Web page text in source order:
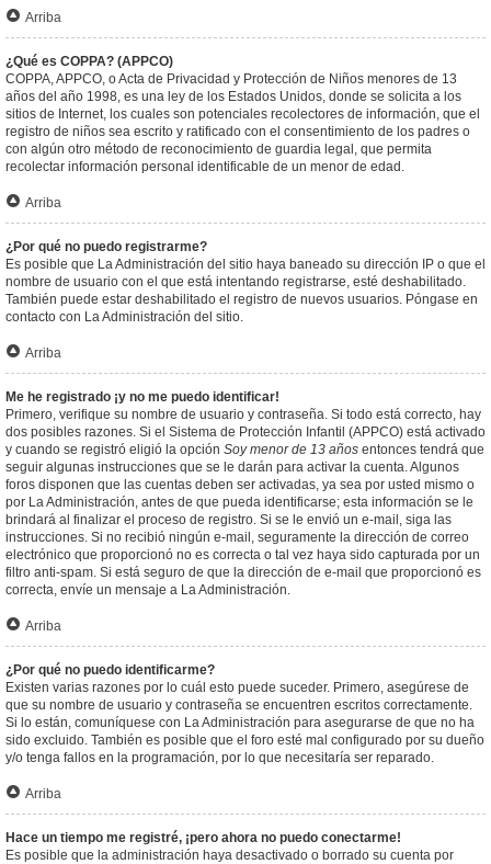
Arriba
¿Qué es COPPA? (APPCO)
COPPA, APPCO, o Acta de Privacidad y Protección de Niños menores de 13
años del año 1998, es una ley de los Estados Unidos, donde se solicita a los
sitios de Internet, los cuales son potenciales recolectores de información, que el
registro de niños sea escrito y ratificado con el consentimiento de los padres o
con algún otro método de reconocimiento de guardia legal, que permita
recolectar información personal identificable de un menor de edad.
Arriba
¿Por qué no puedo registrarme?
Es posible que La Administración del sitio haya baneado su dirección IP o que el
nombre de usuario con el que está intentando registrarse, esté deshabilitado.
También puede estar deshabilitado el registro de nuevos usuarios. Póngase en
contacto con La Administración del sitio.
Arriba
Me he registrado ¡y no me puedo identificar!
Primero, verifique su nombre de usuario y contraseña. Si todo está correcto, hay
dos posibles razones. Si el Sistema de Protección Infantil (APPCO) está activado
y cuando se registró eligió la opción Soy menor de 13 años entonces tendrá que
seguir algunas instrucciones que se le darán para activar la cuenta. Algunos
foros disponen que las cuentas deben ser activadas, ya sea por usted mismo o
por La Administración, antes de que pueda identificarse; esta información se le
brindará al finalizar el proceso de registro. Si se le envió un e-mail, siga las
instrucciones. Si no recibió ningún e-mail, seguramente la dirección de correo
electrónico que proporcionó no es correcta o tal vez haya sido capturada por un
filtro anti-spam. Si está seguro de que la dirección de e-mail que proporcionó es
correcta, envíe un mensaje a La Administración.
Arriba
¿Por qué no puedo identificarme?
Existen varias razones por lo cuál esto puede suceder. Primero, asegúrese de
que su nombre de usuario y contraseña se encuentren escritos correctamente.
Si lo están, comuníquese con La Administración para asegurarse de que no ha
sido excluido. También es posible que el foro esté mal configurado por su dueño
y/o tenga fallos en la programación, por lo que necesitaría ser reparado.
Arriba
Hace un tiempo me registré, ¡pero ahora no puedo conectarme!
Es posible que la administración haya desactivado o borrado su cuenta por